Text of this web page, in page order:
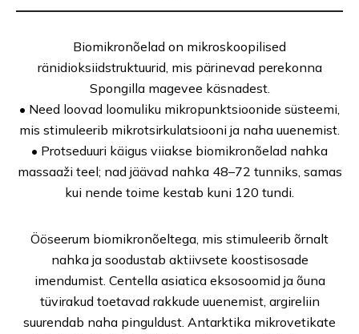
Biomikronõelad on mikroskoopilised
ränidioksiidstruktuurid, mis pärinevad perekonna
Spongilla magevee käsnadest.
• Need loovad loomuliku mikropunktsioonide süsteemi,
mis stimuleerib mikrotsirkulatsiooni ja naha uuenemist.
• Protseduuri käigus viiakse biomikronõelad nahka
massaaži teel; nad jäävad nahka 48–72 tunniks, samas
kui nende toime kestab kuni 120 tundi.
Ööseerum biomikronõeltega, mis stimuleerib õrnalt
nahka ja soodustab aktiivsete koostisosade
imendumist. Centella asiatica eksosoomid ja õuna
tüvirakud toetavad rakkude uuenemist, argireliin
suurendab naha pinguldust. Antarktika mikrovetikate